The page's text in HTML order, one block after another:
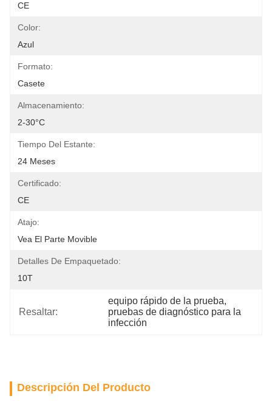
CE
Color:
Azul
Formato:
Casete
Almacenamiento:
2-30°C
Tiempo Del Estante:
24 Meses
Certificado:
CE
Atajo:
Vea El Parte Movible
Detalles De Empaquetado:
10T
Resaltar:
equipo rápido de la prueba,
pruebas de diagnóstico para la
infección
Descripción Del Producto